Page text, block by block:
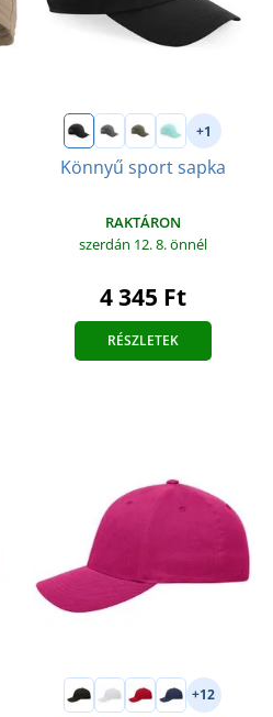
+1
Könnyű sport sapka
RAKTÁRON
szerdán 12. 8.önnél
4 345 Ft
RÉSZLETEK
+12